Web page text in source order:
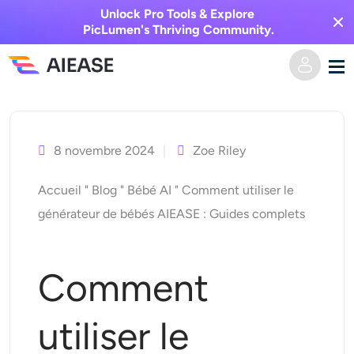
Unlock Pro Tools & Explore
PicLumen's Thriving Community.
Vidéo IA
Texte en vidéo
Effets vidéo
Générateur de baisers IA
Effets vidéo
Image vers image
Texte en image
Outils d’IA
Éditeur et créateur de photos
Prisée
content
8 novembre 2024 Zoe Riley
Accueil " Blog " Bébé AI "Comment utiliser le
générateur de bébés AIEASE : Guides complets
Comment
utiliser le